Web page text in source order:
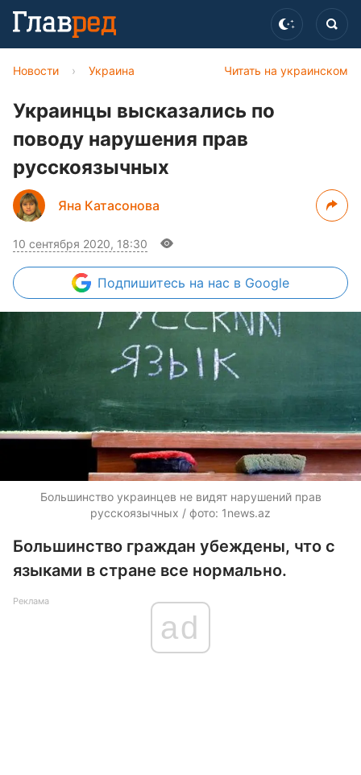
Читать на украинском
Новости › Украина
Украинцы высказались по
поводу нарушения прав
русскоязычных
Яна Катасонова
10 сентября 2020, 18:30
Подпишитесь на нас в Google
Большинство украинцев не видят нарушений прав
русскоязычных / фото: 1news.az
Большинство граждан убеждены, что с
языками в стране все нормально.
Реклама
ad